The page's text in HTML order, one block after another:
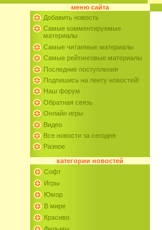
меню сайта
Добавить новость
Самые комментируемые
материалы
Самые читаемые материалы
Самые рейтинговые материалы
Последние поступления
Подпишись на ленту новостей!
Наш форум
Обратная связь
Онлайн игры
Видео
Все новости за сегодня
Разное
категории новостей
Софт
Игры
Юмор
В мире
Красиво